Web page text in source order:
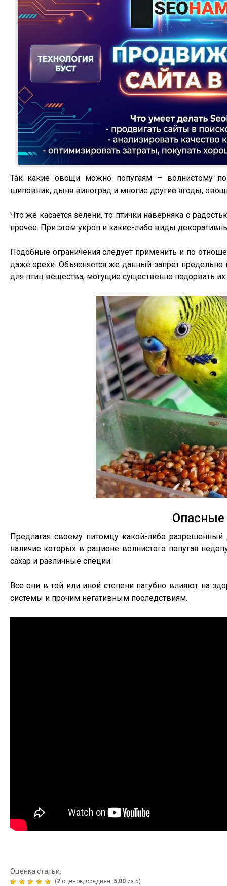
Так какие овощи можно попугаям – волнистому
шиповник, дыня виноград и многие другие ягоды,
Что же касается зелени, то птички наверняка с
прочее. При этом укроп и какие-либо виды
Подобные ограничения следует применить и по
даже орехи. Объясняется же данный запрет
для птиц вещества, могущие существенно подорвать
Опасные
Предлагая своему питомцу какой-либо
наличие которых в рационе волнистого попугая
сахар и различные специи.
Все они в той или иной степени пагубно влияют на
системы и прочим негативным последствиям.
Оценка статьи:
(2оценок, среднее: 5,00из 5)